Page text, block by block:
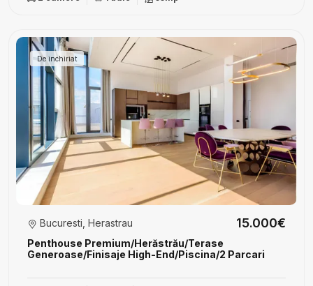
De inchiriat
Penthouse Premium/Herăstrău/Terase
Generoase/Finisaje High-End/Piscina/2 Parcari
Bucuresti, Herastrau 15.000€